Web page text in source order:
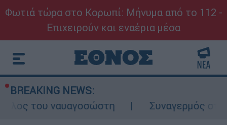
Φωτιά τώρα στο Κορωπί: Μήνυμα από το 112 -
Επιχειρούν και εναέρια μέσα
BREAKING NEWS:
του ναυαγοσώστη
Συναγερμός